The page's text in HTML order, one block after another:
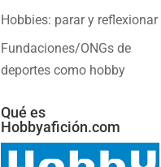
Hobbies: parar y reflexionar
Fundaciones/ONGs de
deportes como hobby
Qué es
Hobbyafición.com